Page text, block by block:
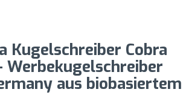
Kugelschreiber Cobra
Werbekugelschreiber
aus biobasiertem